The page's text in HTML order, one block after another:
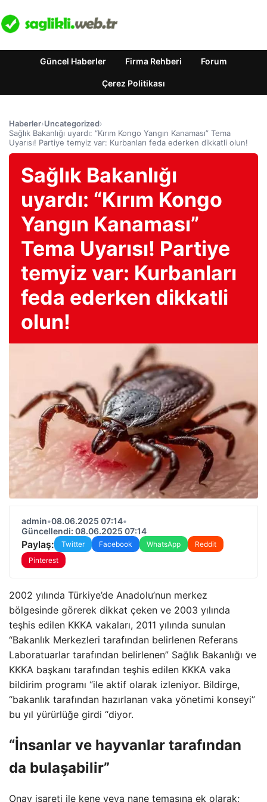
Güncel Haberler Firma Rehberi Forum
Çerez Politikası
Haberler›Uncategorized›
Sağlık Bakanlığı uyardı: “Kırım Kongo Yangın Kanaması” Tema
Uyarısı! Partiye temyiz var: Kurbanları feda ederken dikkatli olun!
Sağlık Bakanlığı
uyardı: “Kırım Kongo
Yangın Kanaması”
Tema Uyarısı! Partiye
temyiz var: Kurbanları
feda ederken dikkatli
olun!
admin•08.06.2025 07:14•
Güncellendi: 08.06.2025 07:14
Paylaş: Twitter Facebook WhatsApp
Reddit
Pinterest
2002 yılında Türkiye’de Anadolu’nun merkez
bölgesinde görerek dikkat çeken ve 2003 yılında
teşhis edilen KKKA vakaları, 2011 yılında sunulan
“Bakanlık Merkezleri tarafından belirlenen Referans
Laboratuarlar tarafından belirlenen” Sağlık Bakanlığı ve
KKKA başkanı tarafından teşhis edilen KKKA vaka
bildirim programı “ile aktif olarak izleniyor. Bildirge,
“bakanlık tarafından hazırlanan vaka yönetimi konseyi”
bu yıl yürürlüğe girdi “diyor.
“İnsanlar ve hayvanlar tarafından
da bulaşabilir”
Onay işareti ile kene veya nane temasına ek olarak;